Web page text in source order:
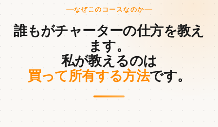
なぜこのコースなのか
誰もがチャーターの仕方を教え
ます。
私が教えるのは
買って所有する方法です。